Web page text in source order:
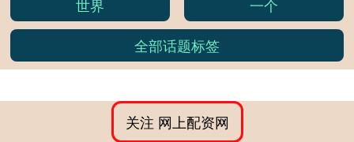
世界
一个
全部话题标签
关注 网上配资网